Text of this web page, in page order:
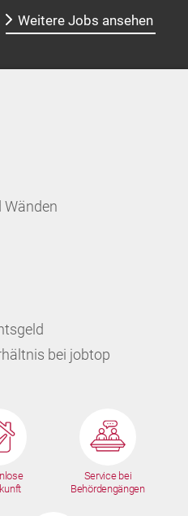
Weitere Jobs ansehen
Wänden
bei jobtop
Service bei
Behördengängen